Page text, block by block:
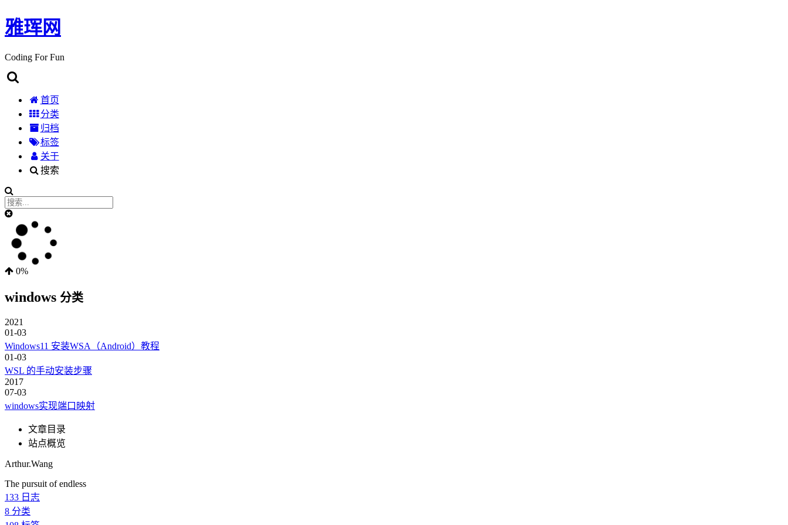
雅珲网
Coding For Fun
首页
分类
归档
标签
关于
搜索
0%
windows 分类
2021
01-03
Windows11 安装WSA（Android）教程
01-03
WSL 的手动安装步骤
2017
07-03
windows实现端口映射
文章目录
站点概览
Arthur.Wang
The pursuit of endless
133 日志
8 分类